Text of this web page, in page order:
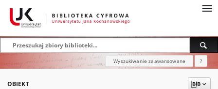
Wyszukiwanie zaawansowane ?
OBIEKT